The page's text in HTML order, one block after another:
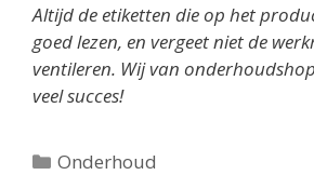
Altijd de etiketten die op het
goed lezen, en vergeet niet de
ventileren. Wij van
veel succes!
Categorieën
Onderhoud